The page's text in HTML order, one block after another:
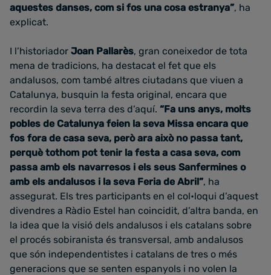
aquestes danses, com si fos una cosa estranya”, ha
explicat.
I l’historiador Joan Pallarès, gran coneixedor de tota
mena de tradicions, ha destacat el fet que els
andalusos, com també altres ciutadans que viuen a
Catalunya, busquin la festa original, encara que
recordin la seva terra des d’aquí. “Fa uns anys, molts
pobles de Catalunya feien la seva Missa encara que
fos fora de casa seva, però ara això no passa tant,
perquè tothom pot tenir la festa a casa seva, com
passa amb els navarresos i els seus Sanfermines o
amb els andalusos i la seva Feria de Abril”, ha
assegurat. Els tres participants en el col•loqui d’aquest
divendres a Ràdio Estel han coincidit, d’altra banda, en
la idea que la visió dels andalusos i els catalans sobre
el procés sobiranista és transversal, amb andalusos
que són independentistes i catalans de tres o més
generacions que se senten espanyols i no volen la